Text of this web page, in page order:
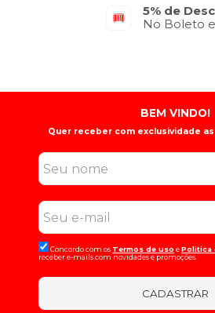
Parcelamento
No Cartão de
BEM VINDO!
Quer receber com exclusividade
Concordo com os Termos de uso ePolitica
receber e-mails com novidades e promoções.
CADASTRAR